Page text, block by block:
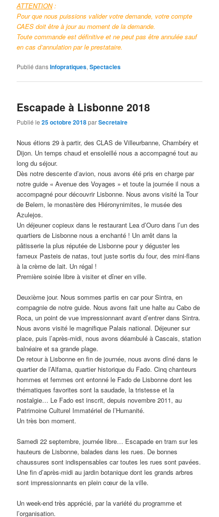
ATTENTION:
Pour que nous puissions valider votre demande, votre compte
CAES doit être à jour au moment de la demande.
Toute commande est définitive et ne peut pas être annulée sauf
en cas d’annulation par le prestataire.
Publié dansInfopratiques,Spectacles
Escapade à Lisbonne 2018
Publié le25 octobre 2018parSecretaire
Nous étions 29 à partir, des CLAS de Villeurbanne, Chambéry et
Dijon. Un temps chaud et ensoleillé nous a accompagné tout au
long du séjour.
Dès notre descente d’avion, nous avons été pris en charge par
notre guide « Avenue des Voyages » et toute la journée il nous a
accompagné pour découvrir Lisbonne. Nous avons visité la Tour
de Belem, le monastère des Hiéronynimites, le musée des
Azulejos.
Un déjeuner copieux dans le restaurant Lea d’Ouro dans l’un des
quartiers de Lisbonne nous a enchanté ! Un arrêt dans la
pâtisserie la plus réputée de Lisbonne pour y déguster les
fameux Pasteis de natas, tout juste sortis du four, des mini-flans
à la crème de lait. Un régal !
Première soirée libre à visiter et dîner en ville.
Deuxième jour. Nous sommes partis en car pour Sintra, en
compagnie de notre guide. Nous avons fait une halte au Cabo de
Roca, un point de vue impressionnant avant d’entrer dans Sintra.
Nous avons visité le magnifique Palais national. Déjeuner sur
place, puis l’après-midi, nous avons déambulé à Cascais, station
balnéaire et sa grande plage.
De retour à Lisbonne en fin de journée, nous avons dîné dans le
quartier de l’Alfama, quartier historique du Fado. Cinq chanteurs
hommes et femmes ont entonné le Fado de Lisbonne dont les
thématiques favorites sont la saudade, la tristesse et la
nostalgie… Le Fado est inscrit, depuis novembre 2011, au
Patrimoine Culturel Immatériel de l’Humanité.
Un très bon moment.
Samedi 22 septembre, journée libre… Escapade en tram sur les
hauteurs de Lisbonne, balades dans les rues. De bonnes
chaussures sont indispensables car toutes les rues sont pavées.
Une fin d’après-midi au jardin botanique dont les grands arbres
sont impressionnants en plein cœur de la ville.
Un week-end très apprécié, par la variété du programme et
l’organisation.